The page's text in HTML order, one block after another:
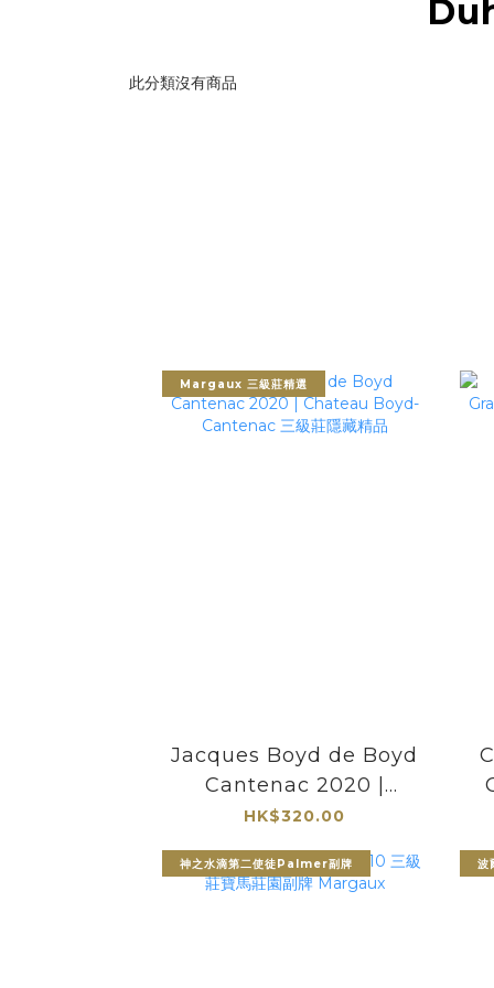
此分類沒有商品
Margaux 三級莊精選
Jacques Boyd de Boyd
Cantenac 2020 |
Chateau Boyd-
Cantenac 三級莊隱藏精
品
HK$320.00
神之水滴第二使徒Palmer副牌 波